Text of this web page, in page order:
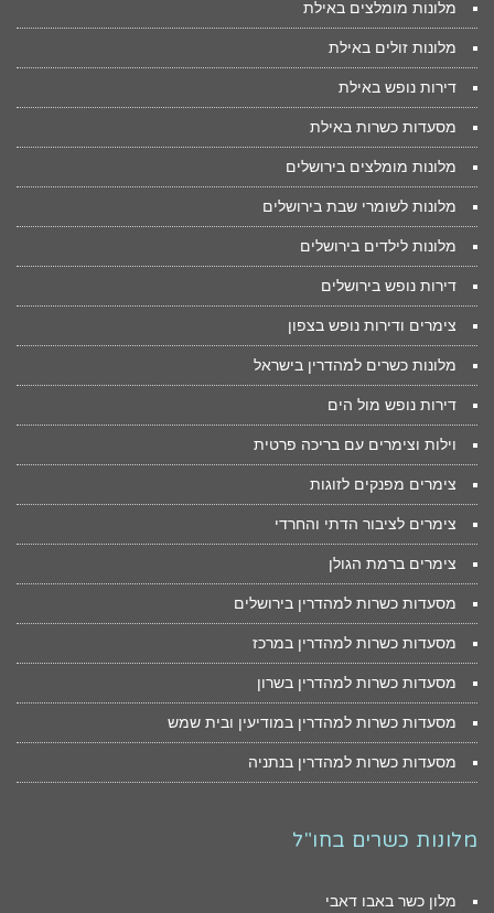
מלונות מומלצים באילת
מלונות זולים באילת
דירות נופש באילת
מסעדות כשרות באילת
מלונות מומלצים בירושלים
מלונות לשומרי שבת בירושלים
מלונות לילדים בירושלים
דירות נופש בירושלים
צימרים ודירות נופש בצפון
מלונות כשרים למהדרין בישראל
דירות נופש מול הים
וילות וצימרים עם בריכה פרטית
צימרים מפנקים לזוגות
צימרים לציבור הדתי והחרדי
צימרים ברמת הגולן
מסעדות כשרות למהדרין בירושלים
מסעדות כשרות למהדרין במרכז
מסעדות כשרות למהדרין בשרון
מסעדות כשרות למהדרין במודיעין ובית שמש
מסעדות כשרות למהדרין בנתניה
מלונות כשרים בחו"ל
מלון כשר באבו דאבי